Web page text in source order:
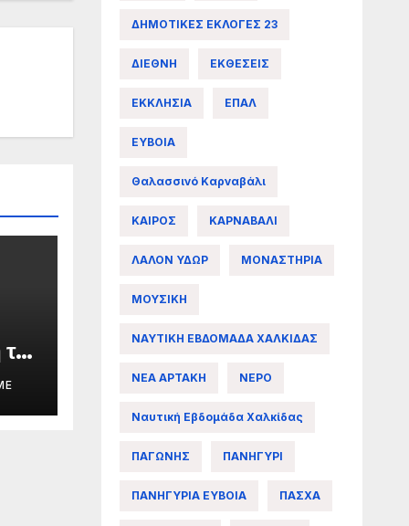
ΔΗΜΟΤΙΚΕΣ ΕΚΛΟΓΕΣ 23
ΔΙΕΘΝΗ ΕΚΘΕΣΕΙΣ
ΕΚΚΛΗΣΙΑ ΕΠΑΛ
ΕΥΒΟΙΑ
Θαλασσινό Καρναβάλι
ΚΑΙΡΟΣ ΚΑΡΝΑΒΑΛΙ
ΛΑΛΟΝ ΥΔΩΡ ΜΟΝΑΣΤΗΡΙΑ
ΜΟΥΣΙΚΗ
ΝΑΥΤΙΚΗ ΕΒΔΟΜΑΔΑ ΧΑΛΚΙΔΑΣ
ΝΕΑ ΑΡΤΑΚΗ ΝΕΡΟ
Ναυτική Εβδομάδα Χαλκίδας
ΠΑΓΩΝΗΣ ΠΑΝΗΓΥΡΙ
ΠΑΝΗΓΥΡΙΑ ΕΥΒΟΙΑ ΠΑΣΧΑ